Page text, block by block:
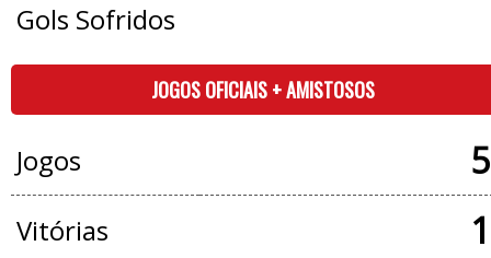
Gols Sofridos
JOGOS OFICIAIS + AMISTOSOS
Jogos
Vitórias